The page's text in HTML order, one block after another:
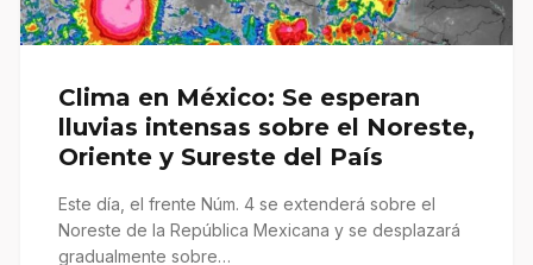
Clima en México: Se esperan
lluvias intensas sobre el Noreste,
Oriente y Sureste del País
Este día, el frente Núm. 4 se extenderá sobre el
Noreste de la República Mexicana y se desplazará
gradualmente sobre…